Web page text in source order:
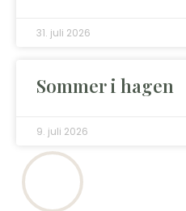
31. juli 2026
Sommer i hagen
9. juli 2026